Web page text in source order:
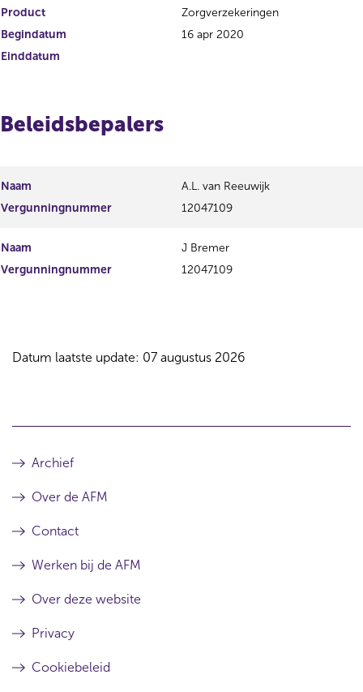
Product
Zorgverzekeringen
Begindatum
16 apr 2020
Einddatum
Beleidsbepalers
Naam
A.L. van Reeuwijk
Vergunningnummer
12047109
Naam
J Bremer
Vergunningnummer
12047109
Datum laatste update: 07 augustus 2026
Archief
Over de AFM
Contact
Werken bij de AFM
Over deze website
Privacy
Cookiebeleid